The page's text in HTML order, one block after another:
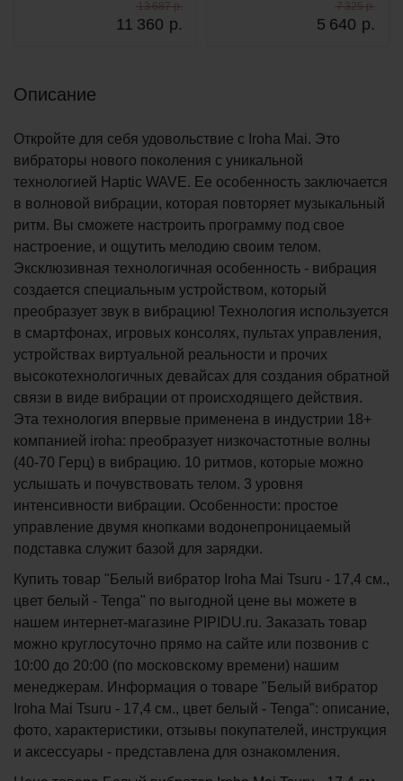
11 360 р.
13 687 р.
5 640 р.
7 325 р.
Описание
Откройте для себя удовольствие с Iroha Mai. Это
вибраторы нового поколения с уникальной
технологией Haptic WAVE. Ее особенность заключается
в волновой вибрации, которая повторяет музыкальный
ритм. Вы сможете настроить программу под свое
настроение, и ощутить мелодию своим телом.
Эксклюзивная технологичная особенность - вибрация
создается специальным устройством, который
преобразует звук в вибрацию! Технология используется
в смартфонах, игровых консолях, пультах управления,
устройствах виртуальной реальности и прочих
высокотехнологичных девайсах для создания обратной
связи в виде вибрации от происходящего действия.
Эта технология впервые применена в индустрии 18+
компанией iroha: преобразует низкочастотные волны
(40-70 Герц) в вибрацию. 10 ритмов, которые можно
услышать и почувствовать телом. 3 уровня
интенсивности вибрации. Особенности: простое
управление двумя кнопками водонепроницаемый
подставка служит базой для зарядки.
Купить товар "Белый вибратор Iroha Mai Tsuru - 17,4 см.,
цвет белый - Tenga" по выгодной цене вы можете в
нашем интернет-магазине PIPIDU.ru. Заказать товар
можно круглосуточно прямо на сайте или позвонив с
10:00 до 20:00 (по московскому времени) нашим
менеджерам. Информация о товаре "Белый вибратор
Iroha Mai Tsuru - 17,4 см., цвет белый - Tenga": описание,
фото, характеристики, отзывы покупателей, инструкция
и аксессуары - представлена для ознакомления.